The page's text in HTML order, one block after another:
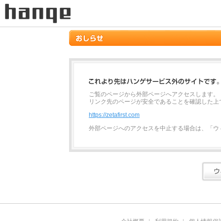
ご覧のページから外部ページへアクセスします。
リンク先のページが安全であることを確認した
https://zetafirst.com
外部ページへのアクセスを中止する場合は、「